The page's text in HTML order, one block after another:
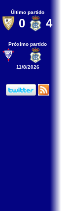
Último partido
0 4
Próximo partido
11/8/2026